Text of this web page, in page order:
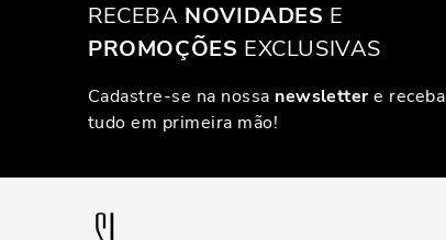
RECEBA NOVIDADES E
PROMOÇÕES EXCLUSIVAS
Cadastre-se na nossa newslettere receba
tudo em primeira mão!